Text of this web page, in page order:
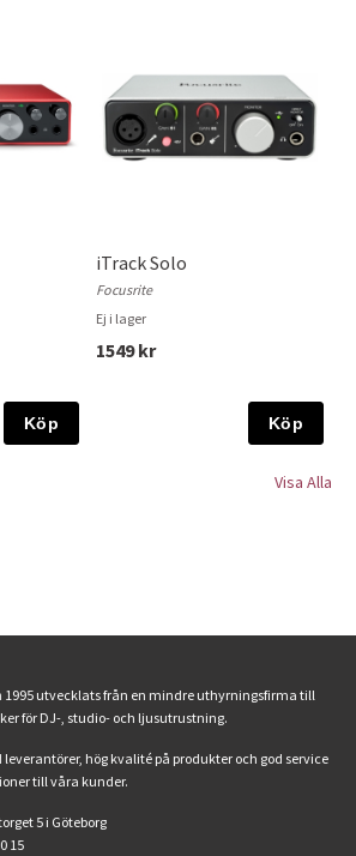
Köp
iTrack Solo
Focusrite
Ej i lager
1549 kr
Köp
Visa Alla
1995 utvecklats från en mindre uthyrningsfirma till
för DJ-, studio- och ljusutrustning.
hög kvalité på produkter och god service
till våra kunder.
5 i Göteborg
15